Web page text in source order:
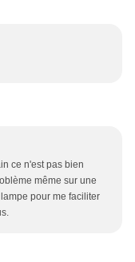
ce n'est pas bien
même sur une
pour me faciliter